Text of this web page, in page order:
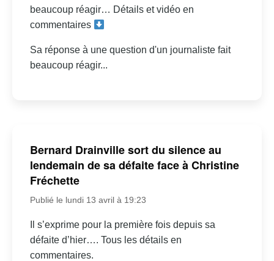
beaucoup réagir… Détails et vidéo en
commentaires
Sa réponse à une question d'un journaliste fait
beaucoup réagir...
Bernard Drainville sort du silence au
lendemain de sa défaite face à Christine
Fréchette
Publié le lundi 13 avril à 19:23
Il s’exprime pour la première fois depuis sa
défaite d’hier…. Tous les détails en
commentaires.